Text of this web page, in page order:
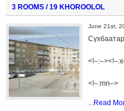
3 ROOMS / 19 KHOROOLOL
June 21st,
<!–:mn–>
...Read